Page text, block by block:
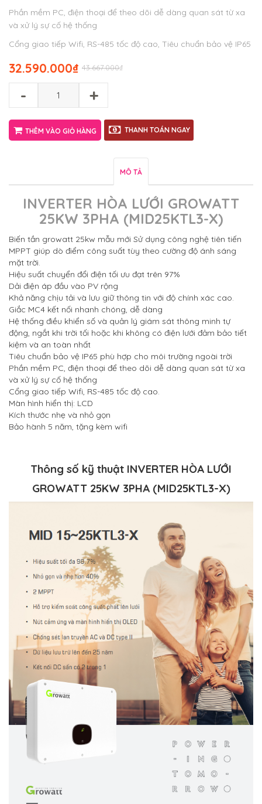
Phần mềm PC, điện thoại để theo dõi dễ dàng quan sát từ xa
và xử lý sự cố hệ thống
Cổng giao tiếp Wifi, RS-485 tốc độ cao, Tiêu chuẩn bảo vệ IP65
₫
43.667.000
₫
32.590.000
- +
THÊM VÀO GIỎ HÀNG THANH TOÁN NGAY
MÔ TẢ
INVERTER HÒA LƯỚI GROWATT
25KW 3PHA (MID25KTL3-X)
Biến tần growatt 25kw mẫu mới Sử dụng công nghệ tiên tiến
MPPT giúp dò điểm công suất tùy theo cường độ ánh sáng
mặt trời.
Hiệu suất chuyển đổi điện tối ưu đạt trên 97%
Dải điện áp đầu vào PV rộng
Khả năng chịu tải và lưu giữ thông tin với độ chính xác cao.
Giắc MC4 kết nối nhanh chóng, dễ dàng
Hệ thống điều khiển số và quản lý giám sát thông minh tự
động, ngắt khi trời tối hoặc khi không có điện lưới đảm bảo tiết
kiệm và an toàn nhất
Tiêu chuẩn bảo vệ IP65 phù hợp cho môi trường ngoài trời
Phần mềm PC, điện thoại để theo dõi dễ dàng quan sát từ xa
và xử lý sự cố hệ thống
Cổng giao tiếp Wifi, RS-485 tốc độ cao.
Màn hình hiển thị: LCD
Kích thước nhẹ và nhỏ gọn
Bảo hành 5 năm, tặng kèm wifi
Thông số kỹ thuật INVERTER HÒA LƯỚI
GROWATT 25KW 3PHA (MID25KTL3-X)